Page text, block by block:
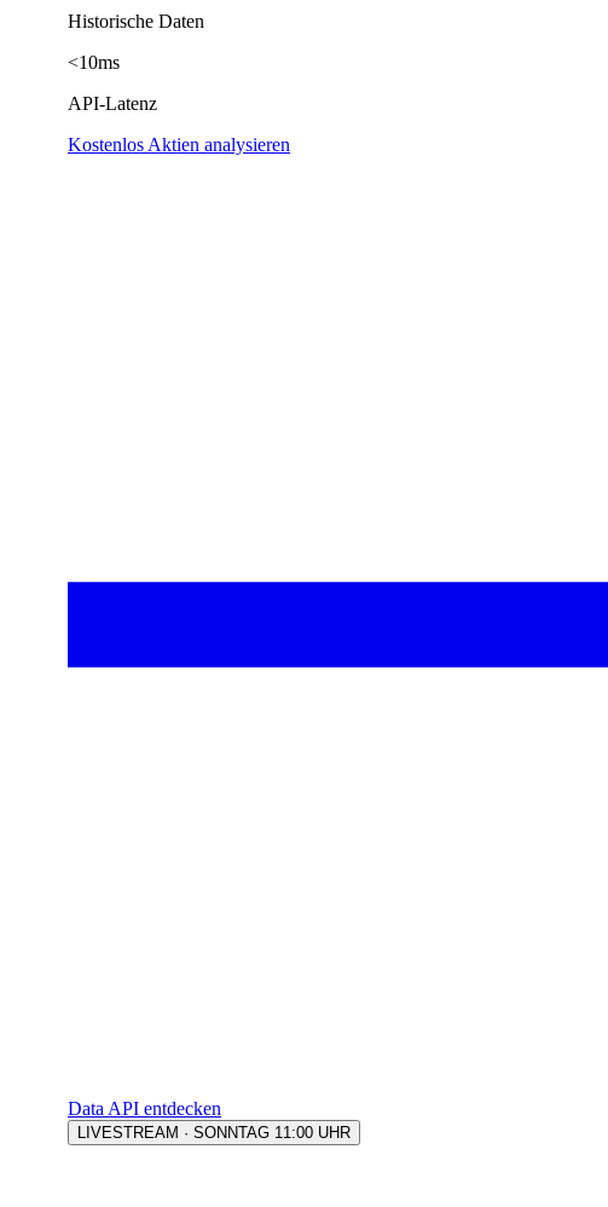
Historische Daten
<10ms
API-Latenz
Kostenlos Aktien analysieren
Data API entdecken
LIVESTREAM · SONNTAG 11:00 UHR